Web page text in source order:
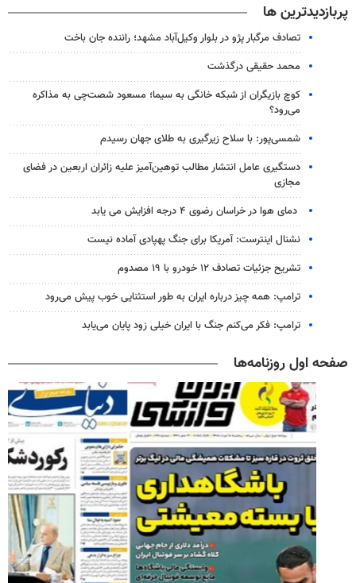
پربازدیدترین ها
تصادف مرگبار پژو در بلوار وکیل‌آباد مشهد؛ راننده جان باخت
محمد حقیقی درگذشت
کوچ بازیگران از شبکه خانگی به سیما؛ مسعود شصت‌چی به مذاکره
می‌رود؟
شمسی‌پور: با سلاح زیرگیری به طلای جهان رسیدم
دستگیری عامل انتشار مطالب توهین‌آمیز علیه زائران اربعین در فضای
مجازی
دمای هوا در خراسان رضوی ۴ درجه افزایش می یابد
نشنال اینترست: آمریکا برای جنگ پهپادی آماده نیست
تشریح جزئیات تصادف ۱۲ خودرو با ۱۹ مصدوم
ترامپ: همه چیز درباره ایران به طور استثنایی خوب پیش می‌رود
ترامپ: فکر می‌کنم جنگ با ایران خیلی زود پایان می‌یابد
صفحه اول روزنامه‌ها